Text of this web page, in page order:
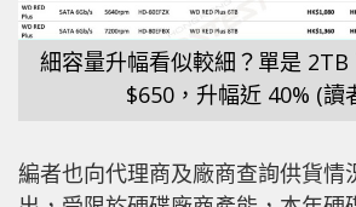
細容量升幅看似較細？單是 2TB
$650，升幅近 40% (讀
編者也向代理商及廠商查詢供貨情